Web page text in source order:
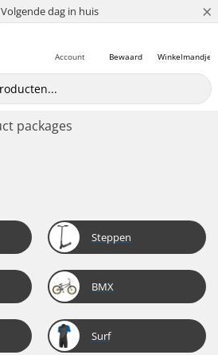
Volgende dag in huis
5+ mln. klanten ×
Winkelmandje
Bewaard
Account
Steppen
BMX
Surf